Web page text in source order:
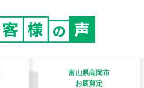
富山県高岡市
お庭剪定